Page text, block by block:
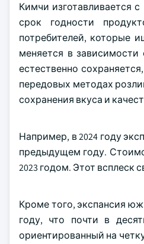
Кимчи изготавливается
срок годности
потребителей, которые
меняется в зависимости
естественно
передовых методах
сохранения вкуса и
Например, в 2024 году
предыдущем году.
2023 годом. Этот всплеск
Кроме того, экспансия
году, что почти в
ориентированный на